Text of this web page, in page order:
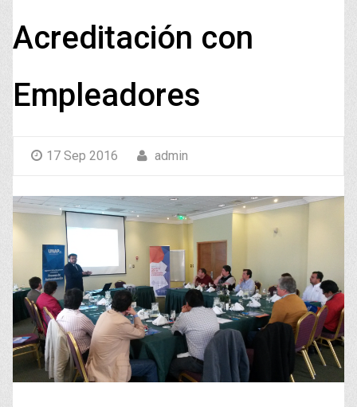
Acreditación con
Empleadores
17 Sep 2016 admin